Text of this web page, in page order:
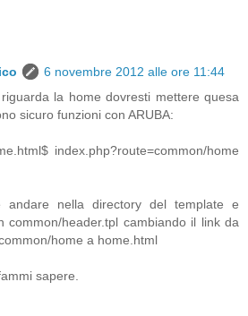
6 novembre 2012 alle ore 11:44
la home dovresti mettere quesa
sicuro funzioni con ARUBA:
index.php?route=common/home
andare nella directory del template e
common/header.tpl cambiando il link da
home a home.html
sapere.